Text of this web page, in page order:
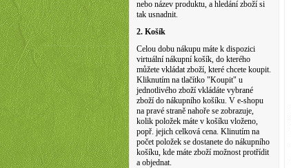
nebo název produktu, a hledání zboží si
tak usnadnit.
2. Košík
Celou dobu nákupu máte k dispozici
virtuální nákupní košík, do kterého
můžete vkládat zboží, které chcete koupit.
Kliknutím na tlačítko "Koupit" u
jednotlivého zboží vkládáte vybrané
zboží do nákupního košíku. V e-shopu
na pravé straně nahoře se zobrazuje,
kolik položek máte v košíku vloženo,
popř. jejich celková cena. Klinutím na
počet položek se dostanete do nákupního
košíku, kde máte zboží možnost protřídit
a objednat.